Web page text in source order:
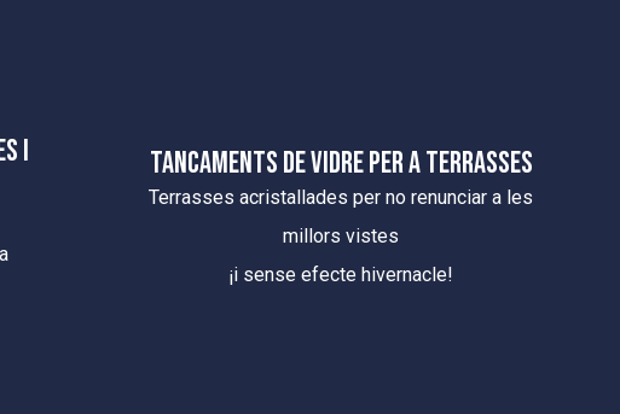
I
TANCAMENTS DE VIDRE PER A TERRASSES
Terrasses acristallades per no renunciar a les
millors vistes
¡i sense efecte hivernacle!